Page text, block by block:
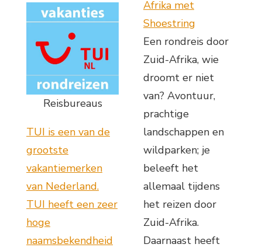
Reisbureaus
TUI is een van de
grootste
vakantiemerken
van Nederland.
TUI heeft een zeer
hoge
naamsbekendheid
Afrika met
Shoestring
Een rondreis door
Zuid-Afrika, wie
droomt er niet
van? Avontuur,
prachtige
landschappen en
wildparken; je
beleeft het
allemaal tijdens
het reizen door
Zuid-Afrika.
Daarnaast heeft